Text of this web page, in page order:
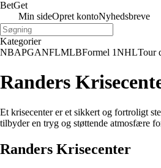
BetGet
Min sideOpret kontoNyhedsbreve
Kategorier
NBAPGANFLMLBFormel 1NHLTour
Randers
Et krisecenter er et sikkert og fortroligt
tilbyder en tryg og støttende atmosfære
Randers Krisecenter